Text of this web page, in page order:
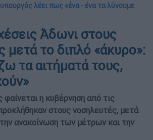
λέει πως «ένα - ένα τα λύνουμε
Άδωνι στους
μετά το διπλό «άκυρο»:
τα αιτήματά τους,
η κυβέρνηση από τις
στους νοσηλευτές, μετά
ανακοίνωση των μέτρων και την